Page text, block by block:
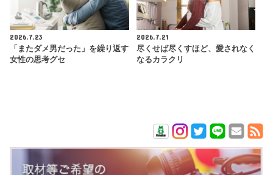
2026.7.23
「またダメ男だった」を繰り返す
女性の思考グセ
2026.7.21
尽くせば尽くすほど、愛されなく
なるカラクリ